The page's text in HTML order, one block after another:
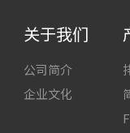
关于我们
公司简介
企业文化